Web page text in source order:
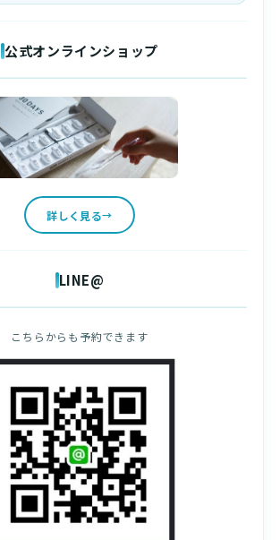
公式オンラインショップ
詳しく見る
LINE@
こちらからも予約できます